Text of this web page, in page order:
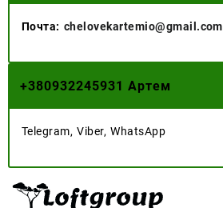
Почта: chelovekartemio@gmail.com
+380932245931 Артем
Telegram, Viber, WhatsApp